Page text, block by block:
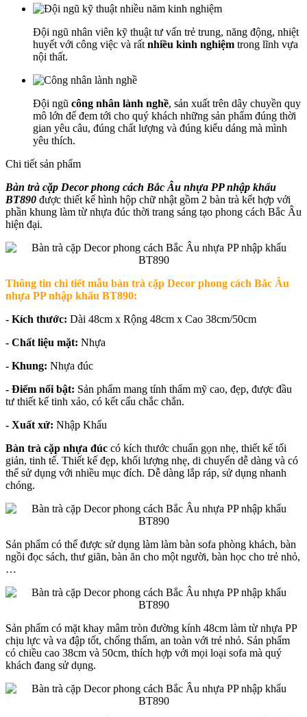
Đội ngũ nhân viên kỹ thuật tư vấn trẻ trung, năng động, nhiệt
huyết với công việc và rất nhiều kinh nghiệm trong lĩnh vựa
nội thất.
Đội ngũ công nhân lành nghề, sản xuất trên dây chuyền quy
mô lớn để đem tới cho quý khách những sản phẩm đúng thời
gian yêu câu, đúng chất lượng và đúng kiểu dáng mà mình
yêu thích.
Chi tiết sản phẩm
Bàn trà cặp Decor phong cách Bắc Âu nhựa PP nhập khẩu
BT890 được thiết kế hình hộp chữ nhật gồm 2 bàn trà kết hợp với
phần khung làm từ nhựa đúc thời trang sáng tạo phong cách Bắc Âu
hiện đại.
Thông tin chi tiết mẫu bàn trà cặp Decor phong cách Bắc Âu
nhựa PP nhập khẩu BT890:
- Kích thước: Dài 48cm x Rộng 48cm x Cao 38cm/50cm
- Chất liệu mặt: Nhựa
- Khung: Nhựa đúc
- Điểm nổi bật: Sản phẩm mang tính thẩm mỹ cao, đẹp, được đầu
tư thiết kế tinh xảo, có kết cấu chắc chắn.
- Xuất xứ: Nhập Khẩu
Bàn trà cặp nhựa đúc có kích thước chuẩn gọn nhẹ, thiết kế tối
giản, tinh tế. Thiết kế đẹp, khối lượng nhẹ, di chuyển dễ dàng và có
thể sử dụng với nhiều mục đích. Dễ dàng lắp ráp, sử dụng nhanh
chóng.
Sản phẩm có thể được sử dụng làm làm bàn sofa phòng khách, bàn
ngồi đọc sách, thư giãn, bàn ăn cho một người, bàn học cho trẻ nhỏ,
…
Sản phẩm có mặt khay mâm tròn đường kính 48cm làm từ nhựa PP
chịu lực và va đập tốt, chống thấm, an toàn với trẻ nhỏ. Sản phẩm
có chiều cao 38cm và 50cm, thích hợp với mọi loại sofa mà quý
khách đang sử dụng.